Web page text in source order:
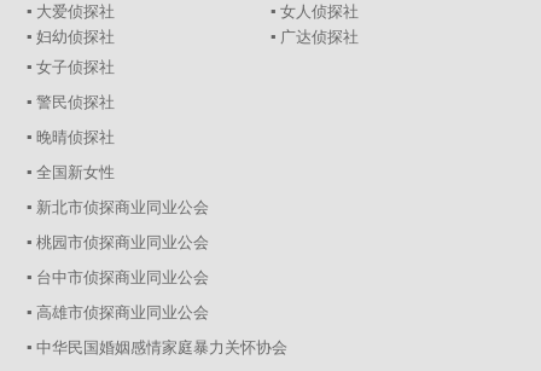
▪ 大爱侦探社
▪ 女人侦探社
▪ 妇幼侦探社
▪ 广达侦探社
▪ 女子侦探社
▪ 警民侦探社
▪ 晚晴侦探社
▪ 全国新女性
▪ 新北市侦探商业同业公会
▪ 桃园市侦探商业同业公会
▪ 台中市侦探商业同业公会
▪ 高雄市侦探商业同业公会
▪ 中华民国婚姻感情家庭暴力关怀协会